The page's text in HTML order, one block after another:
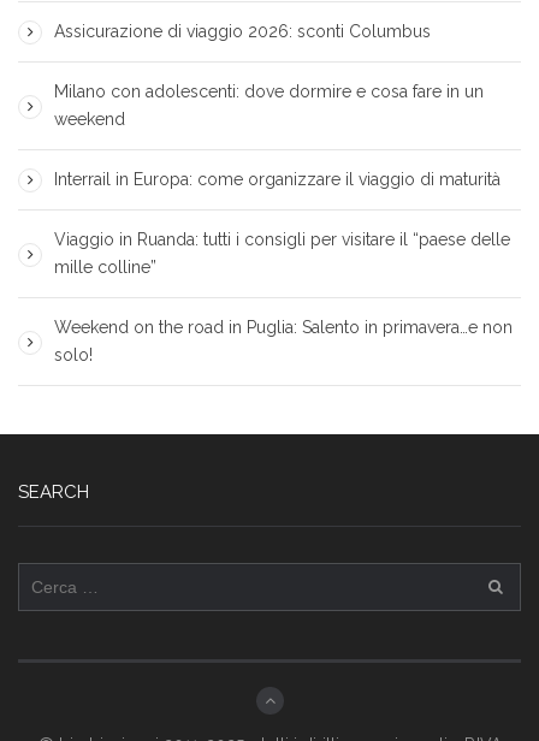
Assicurazione di viaggio 2026: sconti Columbus
Milano con adolescenti: dove dormire e cosa fare in un
weekend
Interrail in Europa: come organizzare il viaggio di maturità
Viaggio in Ruanda: tutti i consigli per visitare il “paese delle
mille colline”
Weekend on the road in Puglia: Salento in primavera…e non
solo!
SEARCH
per: